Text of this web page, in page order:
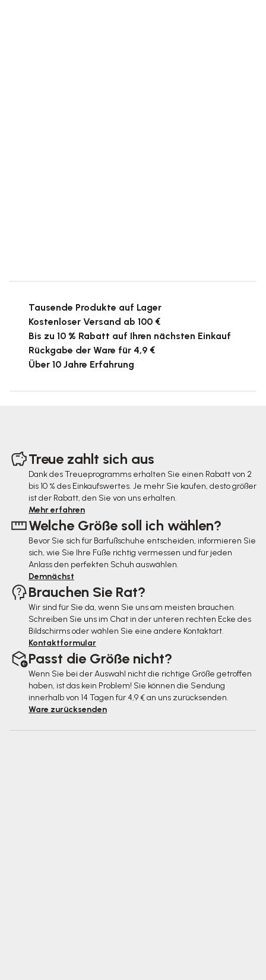
Tausende Produkte auf Lager
Kostenloser Versand ab 100 €
Bis zu 10 % Rabatt auf Ihren nächsten Einkauf
Rückgabe der Ware für 4,9 €
Über 10 Jahre Erfahrung
Treue zahlt sich aus
Dank des Treueprogramms erhalten Sie einen Rabatt von 2
bis 10 % des Einkaufswertes. Je mehr Sie kaufen, desto größer
ist der Rabatt, den Sie von uns erhalten.
Mehr erfahren
Welche Größe soll ich wählen?
Bevor Sie sich für Barfußschuhe entscheiden, informieren Sie
sich, wie Sie Ihre Füße richtig vermessen und für jeden
Anlass den perfekten Schuh auswählen.
Demnächst
Brauchen Sie Rat?
Wir sind für Sie da, wenn Sie uns am meisten brauchen.
Schreiben Sie uns im Chat in der unteren rechten Ecke des
Bildschirms oder wählen Sie eine andere Kontaktart.
Kontaktformular
Passt die Größe nicht?
Wenn Sie bei der Auswahl nicht die richtige Größe getroffen
haben, ist das kein Problem! Sie können die Sendung
innerhalb von 14 Tagen für 4,9 € an uns zurücksenden.
Ware zurücksenden